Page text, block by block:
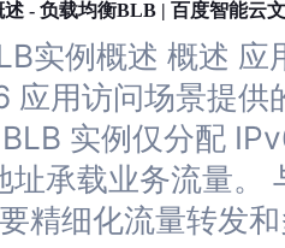
述 - 负载均衡BLB | 百度智能云
实例概述 概述
应用访问场景提供
实例仅分配
址承载业务流量。
精细化流量转发